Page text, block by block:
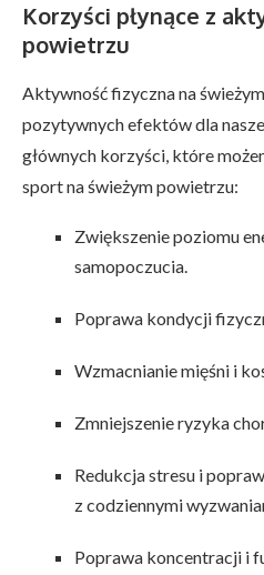
Korzyści płynące z
powietrzu
Aktywność fizyczna na
pozytywnych efektów dla
głównych korzyści, które
sport na świeżym powietrzu:
Zwiększenie poziomu
samopoczucia.
Poprawa kondycji
Wzmacnianie mięśni i
Zmniejszenie ryzyka
Redukcja stresu i
z codziennymi
Poprawa koncentracji i